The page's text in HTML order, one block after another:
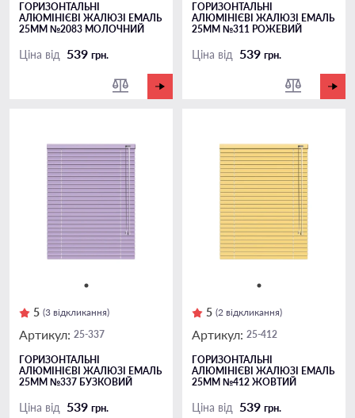
ГОРИЗОНТАЛЬНІ
АЛЮМІНІЄВІ ЖАЛЮЗІ ЕМАЛЬ
25ММ №2083 МОЛОЧНИЙ
Ціна від 539 грн.
ГОРИЗОНТАЛЬНІ
АЛЮМІНІЄВІ ЖАЛЮЗІ ЕМАЛЬ
25ММ №311 РОЖЕВИЙ
Ціна від 539 грн.
5 (3 відкликання)
Артикул: 25-337
ГОРИЗОНТАЛЬНІ
АЛЮМІНІЄВІ ЖАЛЮЗІ ЕМАЛЬ
25ММ №337 БУЗКОВИЙ
Ціна від 539 грн.
5 (2 відкликання)
Артикул: 25-412
ГОРИЗОНТАЛЬНІ
АЛЮМІНІЄВІ ЖАЛЮЗІ ЕМАЛЬ
25ММ №412 ЖОВТИЙ
Ціна від 539 грн.